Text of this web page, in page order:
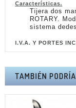
Características.
Tijera dos
ROTARY.
sistema de
I.V.A. Y PORTES
TAMBIÉN